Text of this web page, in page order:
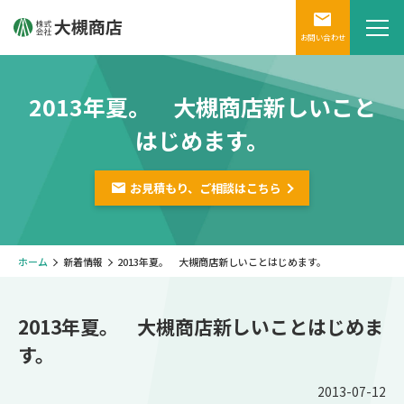
お問い合わせ
2013年夏。 大槻商店新しいこと
はじめます。
お見積もり、ご相談はこちら
ホーム 新着情報 2013年夏。 大槻商店新しいことはじめます。
2013年夏。 大槻商店新しいことはじめま
す。
2013-07-12